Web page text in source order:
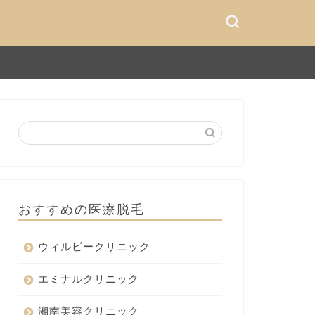
おすすめの医療脱毛
ウィルビークリニック
エミナルクリニック
湘南美容クリニック